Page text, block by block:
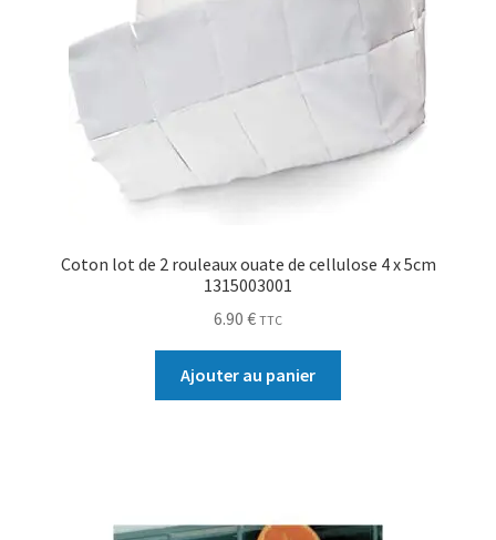
Coton lot de 2 rouleaux ouate de cellulose 4 x 5cm
1315003001
6.90 € TTC
Ajouter au panier